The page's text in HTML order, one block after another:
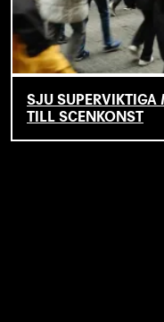
SJU SUPERVIKTIGA
TILL SCENKONST